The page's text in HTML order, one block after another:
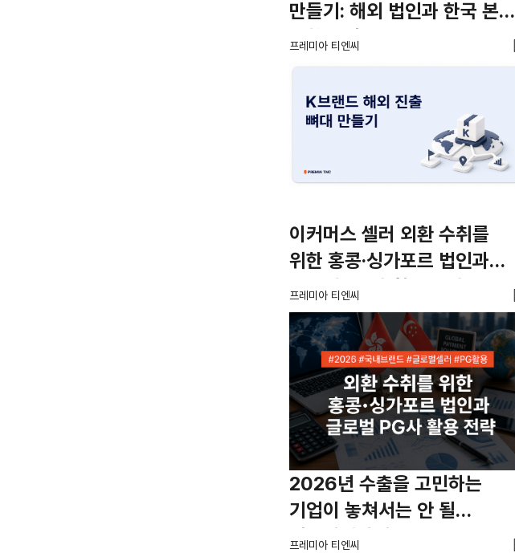
만들기: 해외 법인과 한국 본사
역할 분담
프레미아 티엔씨
이커머스 셀러 외환 수취를
위한 홍콩·싱가포르 법인과
글로벌 PG사 활용 전략
프레미아 티엔씨
2026년 수출을 고민하는
기업이 놓쳐서는 안 될
정부지원사업
프레미아 티엔씨